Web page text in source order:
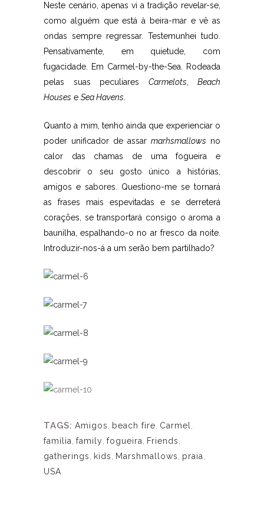
Neste cenário, apenas vi a tradição revelar-se,
como alguém que está à beira-mar e vê as
ondas sempre regressar. Testemunhei tudo.
Pensativamente, em quietude, com
fugacidade. Em Carmel-by-the-Sea. Rodeada
pelas suas peculiares Carmelots
Beach
Houses e Sea Havens
Quanto a mim, tenho ainda que experienciar o
poder unificador de assar marhsmallows no
calor das chamas de uma fogueira e
descobrir o seu gosto único a histórias,
amigos e sabores. Questiono-me se tornará
as frases mais espevitadas e se derreterá
corações, se transportará consigo o aroma a
baunilha, espalhando-o no ar fresco da noite.
Introduzir-nos-á a um serão bem partilhado?
TAGS: Amigos beach fire Carmel
família family fogueira Friends
gatherings
kids Marshmallows praia
USA